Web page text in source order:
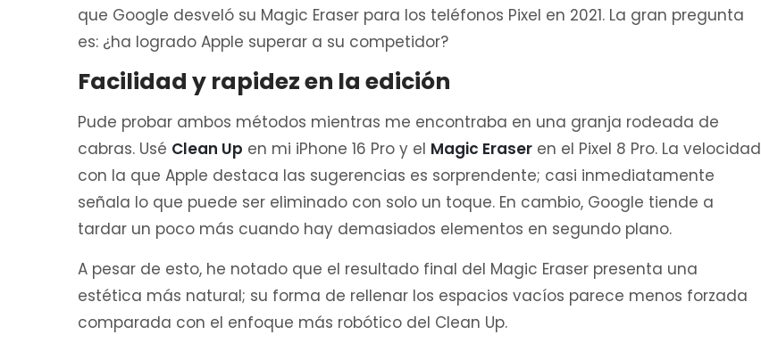
que Google desveló su Magic Eraser para los teléfonos Pixel en 2021. La gran pregunta
es: ¿ha logrado Apple superar a su competidor?
Facilidad y rapidez en la edición
Pude probar ambos métodos mientras me encontraba en una granja rodeada de
cabras. Usé Clean Up en mi iPhone 16 Pro y el Magic Eraser en el Pixel 8 Pro. La velocidad
con la que Apple destaca las sugerencias es sorprendente; casi inmediatamente
señala lo que puede ser eliminado con solo un toque. En cambio, Google tiende a
tardar un poco más cuando hay demasiados elementos en segundo plano.
A pesar de esto, he notado que el resultado final del Magic Eraser presenta una
estética más natural; su forma de rellenar los espacios vacíos parece menos forzada
comparada con el enfoque más robótico del Clean Up.